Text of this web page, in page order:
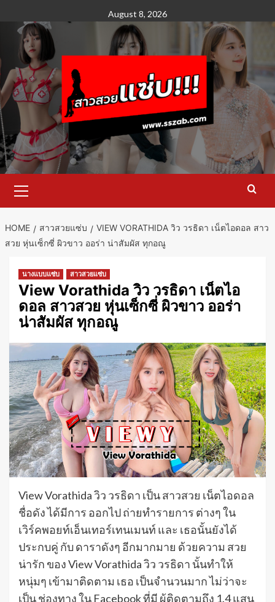
content
August 8, 2026
Menu
HOME สาวสวยแซ่บ
VIEW VORATHIDA วิว วรธิดา เน็ตไอดอล สาว
สวย หุ่นเซ็กซี่ ผิวขาว ออร่า น่าสัมผัส ทุกอณู
นางแบบแซ่บ สาวสวยแซ่บ
View Vorathida วิว วรธิดา เน็ตไอ
ดอล สาวสวย หุ่นเซ็กซี่ ผิวขาว ออร่า
น่าสัมผัส ทุกอณู
View Vorathida วิว วรธิดา เป็น สาวสวย เน็ตไอดอล
ชื่อดัง ได้มีการ ออกไป ถ่ายทำรายการ ต่างๆ ใน
เวิร์คพอยท์เอ็นเทอร์เทนเมนท์ และ เธอนั้นยังได้
ประกบคู่ กับ ดาราดังๆ อีกมากมาย ด้วยความ สวย
น่ารัก ของ View Vorathida วิว วรธิดา นั้นทำให้
หนุ่มๆ เข้ามาติดตาม เธอ เป็นจำนวนมาก ไม่ว่าจะ
เป็น ช่องทาง ใน Facebook ที่มี ผู้ติดตามถึง 1.4 แสน